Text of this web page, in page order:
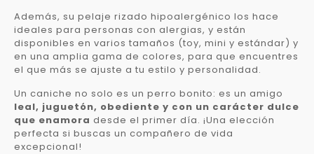
Además, su pelaje rizado hipoalergénico los hace
ideales para personas con alergias, y están
disponibles en varios tamaños (toy, mini y estándar) y
en una amplia gama de colores, para que encuentres
el que más se ajuste a tu estilo y personalidad.
Un caniche no solo es un perro bonito: es un amigo
leal, juguetón, obediente y con un carácter dulce
que enamora desde el primer día. ¡Una elección
perfecta si buscas un compañero de vida
excepcional!